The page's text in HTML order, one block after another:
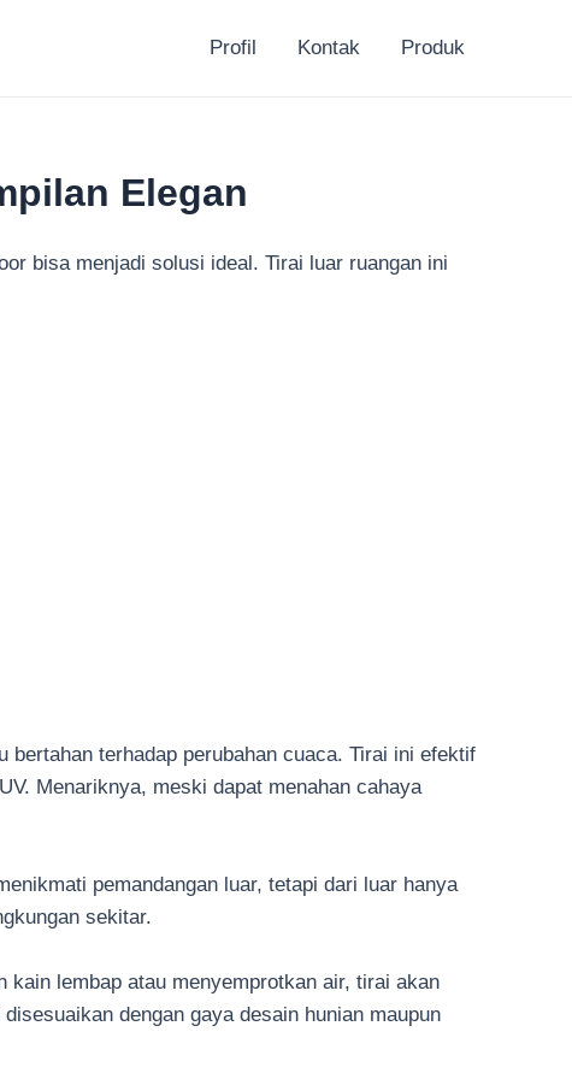
Profil Kontak Produk
Elegan
bisa menjadi solusi ideal. Tirai luar ruangan ini
terhadap perubahan cuaca. Tirai ini efektif
Menariknya, meski dapat menahan cahaya
pemandangan luar, tetapi dari luar hanya
sekitar.
kain lembap atau menyemprotkan air, tirai akan
dengan gaya desain hunian maupun